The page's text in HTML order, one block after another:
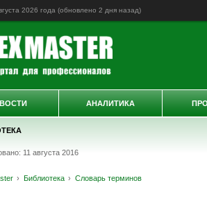
2026 года (обновлено 2 дня назад)
11 августа 2016
Библиотека Словарь терминов
АНАЛИТИКА